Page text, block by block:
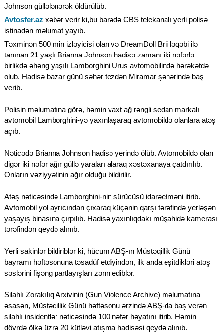
Johnson güllələnərək öldürülüb.
Avtosfer.az xəbər verir ki,bu barədə CBS telekanalı yerli polisə
istinadən məlumat yayıb.
Təxminən 500 min izləyicisi olan və DreamDoll Brii ləqəbi ilə
tanınan 21 yaşlı Brianna Johnson hadisə zamanı iki nəfərlə
birlikdə əhəng yaşılı Lamborghini Urus avtomobilində hərəkətdə
olub. Hadisə bazar günü səhər tezdən Miramar şəhərində baş
verib.
Polisin məlumatına görə, həmin vaxt ağ rəngli sedan markalı
avtomobil Lamborghini-yə yaxınlaşaraq avtomobildə olanlara atəş
açıb.
Nəticədə Brianna Johnson hadisə yerində ölüb. Avtomobildə olan
digər iki nəfər ağır güllə yaraları alaraq xəstəxanaya çatdırılıb.
Onların vəziyyətinin ağır olduğu bildirilir.
Atəş nəticəsində Lamborghini-nin sürücüsü idarəetməni itirib.
Avtomobil yol ayrıcından çıxaraq küçənin qarşı tərəfində yerləşən
yaşayış binasına çırpılıb. Hadisə yaxınlıqdakı müşahidə kamerası
tərəfindən qeydə alınıb.
Yerli sakinlər bildiriblər ki, hücum ABŞ-ın Müstəqillik Günü
bayramı həftəsonuna təsadüf etdiyindən, ilk anda eşitdikləri atəş
səslərini fişəng partlayışları zənn ediblər.
Silahlı Zorakılıq Arxivinin (Gun Violence Archive) məlumatına
əsasən, Müstəqillik Günü həftəsonu ərzində ABŞ-da baş verən
silahlı insidentlər nəticəsində 100 nəfər həyatını itirib. Həmin
dövrdə ölkə üzrə 20 kütləvi atışma hadisəsi qeydə alınıb.